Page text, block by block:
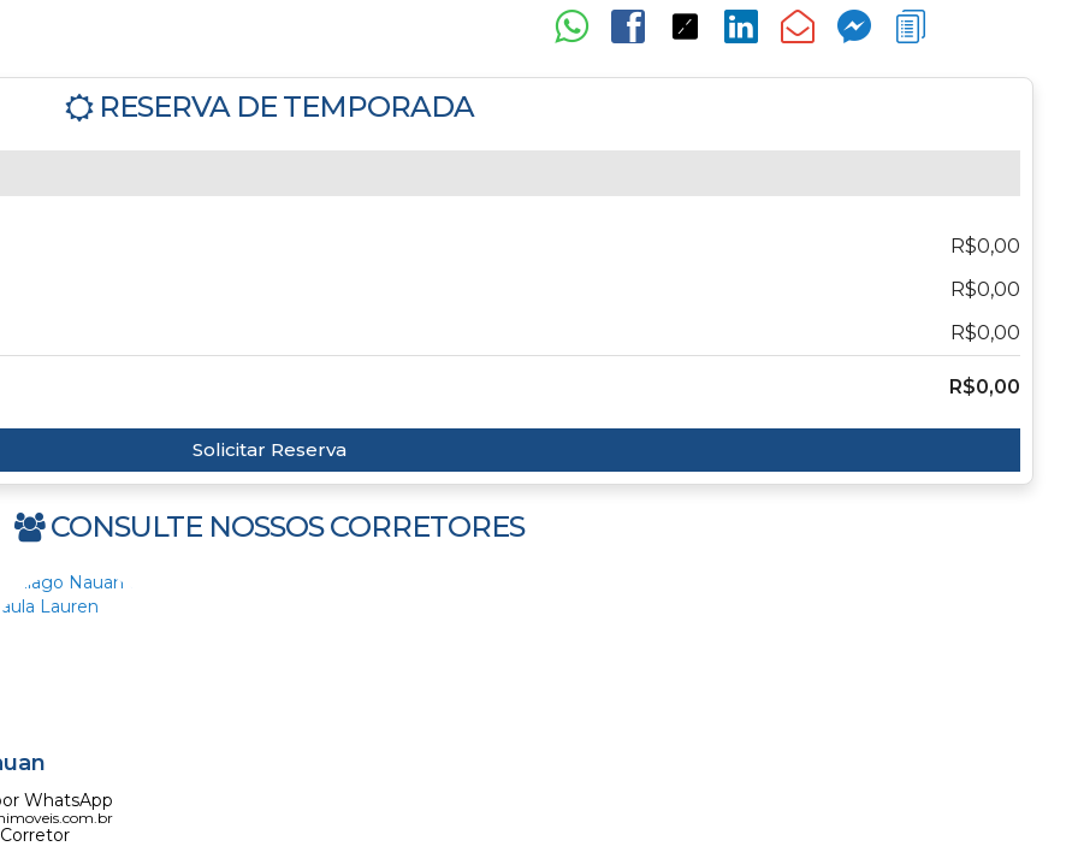
RESERVA DE TEMPORADA
R$0,00
R$0,00
R$0,00
R$0,00
Solicitar Reserva
CONSULTE NOSSOS CORRETORES
WhatsApp